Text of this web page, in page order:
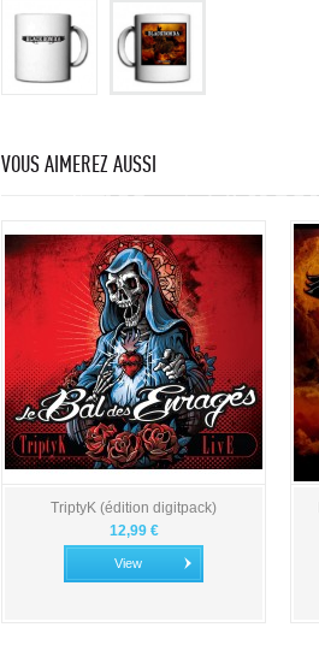
VOUS AIMEREZ AUSSI
TriptyK (édition digitpack)
12,99 €
View